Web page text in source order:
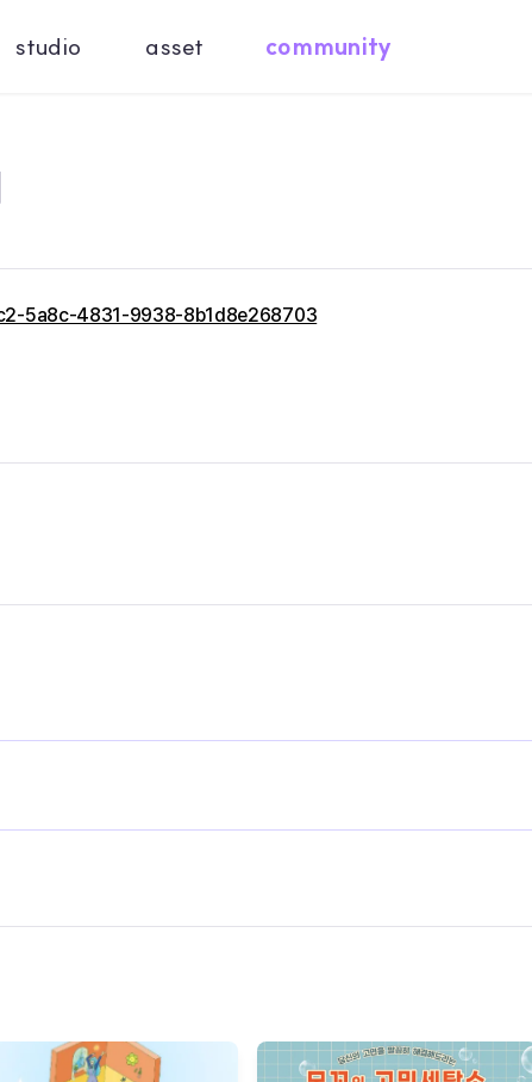
studio asset community
5a8c-4831-9938-8b1d8e268703